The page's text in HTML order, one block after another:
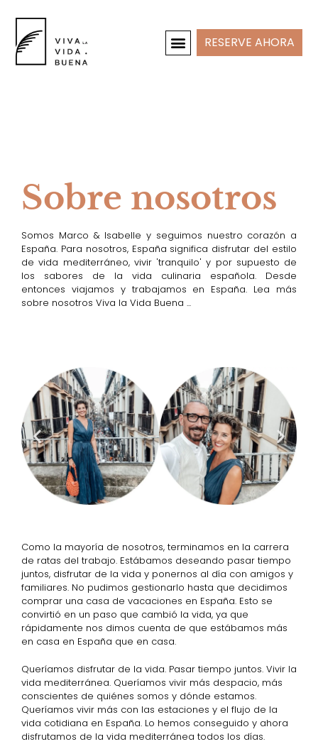
RESERVE AHORA
Sobre nosotros
Somos Marco & Isabelle y seguimos nuestro corazón a
España. Para nosotros, España significa disfrutar del estilo
de vida mediterráneo, vivir 'tranquilo' y por supuesto de
los sabores de la vida culinaria española. Desde
entonces viajamos y trabajamos en España. Lea más
sobre nosotros Viva la Vida Buena ...
Como la mayoría de nosotros, terminamos en la carrera
de ratas del trabajo. Estábamos deseando pasar tiempo
juntos, disfrutar de la vida y ponernos al día con amigos y
familiares. No pudimos gestionarlo hasta que decidimos
comprar una casa de vacaciones en España. Esto se
convirtió en un paso que cambió la vida, ya que
rápidamente nos dimos cuenta de que estábamos más
en casa en España que en casa.
Queríamos disfrutar de la vida. Pasar tiempo juntos. Vivir la
vida mediterránea. Queríamos vivir más despacio, más
conscientes de quiénes somos y dónde estamos.
Queríamos vivir más con las estaciones y el flujo de la
vida cotidiana en España. Lo hemos conseguido y ahora
disfrutamos de la vida mediterránea todos los días.